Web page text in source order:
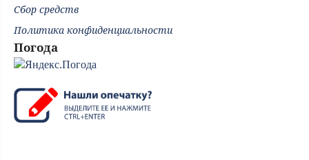
Сбор средств
Политика конфиденциальности
Погода